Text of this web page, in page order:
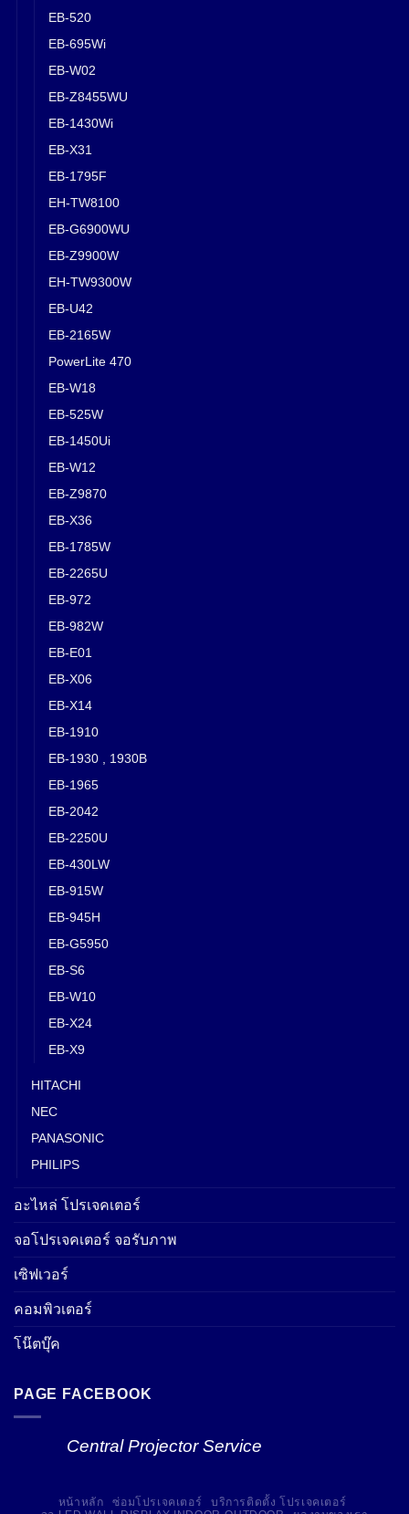
EB-520
EB-695Wi
EB-W02
EB-Z8455WU
EB-1430Wi
EB-X31
EB-1795F
EH-TW8100
EB-G6900WU
EB-Z9900W
EH-TW9300W
EB-U42
EB-2165W
PowerLite 470
EB-W18
EB-525W
EB-1450Ui
EB-W12
EB-Z9870
EB-X36
EB-1785W
EB-2265U
EB-972
EB-982W
EB-E01
EB-X06
EB-X14
EB-1910
EB-1930 , 1930B
EB-1965
EB-2042
EB-2250U
EB-430LW
EB-915W
EB-945H
EB-G5950
EB-S6
EB-W10
EB-X24
EB-X9
HITACHI
NEC
PANASONIC
PHILIPS
อะไหล่ โปรเจคเตอร์
จอโปรเจคเตอร์ จอรับภาพ
เซิฟเวอร์
คอมพิวเตอร์
โน๊ตบุ๊ค
PAGE FACEBOOK
Central Projector Service
หน้าหลัก ซ่อมโปรเจคเตอร์
บริการติดตั้ง โปรเจคเตอร์